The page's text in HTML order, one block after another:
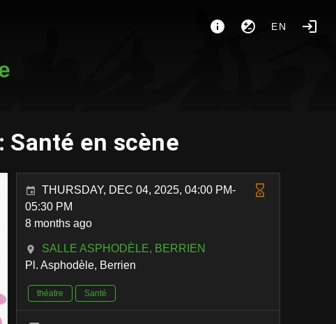
EN
Santé en scène
THURSDAY, DEC 04, 2025, 04:00 PM-
05:30 PM
8 months ago
SALLE ASPHODÈLE, BERRIEN
Pl. Asphodèle, Berrien
théatre Santé